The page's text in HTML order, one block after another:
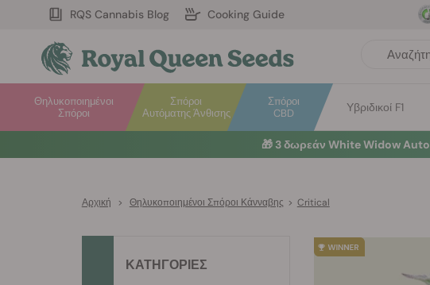
RQS Cannabis Blog Cooking Guide
Σπόροι
Αυτόματης Άνθισης
Θηλυκοποιημένοι
Σπόροι
Σπόροι
CBD
Υβριδικοί F1
🎁 3 δωρεάν White Widow Auto
Αρχική > Θηλυκοποιημένοι Σπόροι Κάνναβης > Critical
ΚΑΤΗΓΟΡΙΕΣ